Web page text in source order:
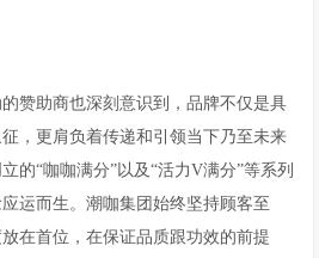
赞助商也深刻意识到，品牌不仅是具
，更肩负着传递和引领当下乃至未来
的“咖咖满分”以及“活力V满分”等系列
运而生。潮咖集团始终坚持顾客至
在首位，在保证品质跟功效的前提